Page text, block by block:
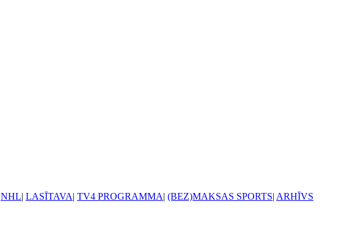
NHL| LASĪTAVA| TV4 PROGRAMMA| (BEZ)MAKSAS SPORTS| ARHĪVS